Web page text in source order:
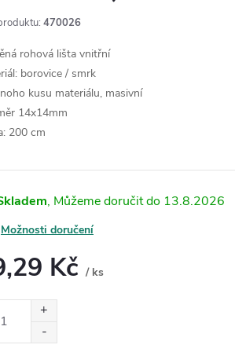
470026
rohová lišta vnitřní
borovice / smrk
kusu materiálu, masivní
14x14mm
200 cm
13.8.2026
Možnosti doručení
Kč / ks